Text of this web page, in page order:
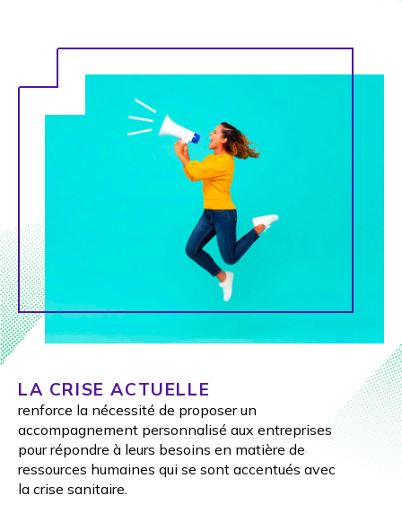
LA CRISE ACTUELLE
renforce la nécessité de proposer un
accompagnement personnalisé aux entreprises
pour répondre à leurs besoins en matière de
ressources humaines qui se sont accentués avec
la crise sanitaire.